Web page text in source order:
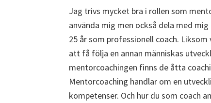
Jag trivs mycket bra i rollen som
använda mig men också dela med
25 år som professionell coach.
att få följa en annan människas
mentorcoachingen finns de åtta
Mentorcoaching handlar om en
kompetenser. Och hur du som coach